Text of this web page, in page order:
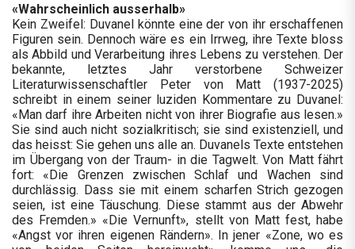
«Wahrscheinlich ausserhalb»
Kein Zweifel: Duvanel könnte eine der von ihr erschaffenen
Figuren sein. Dennoch wäre es ein Irrweg, ihre Texte bloss
als Abbild und Verarbeitung ihres Lebens zu verstehen. Der
bekannte, letztes Jahr verstorbene Schweizer
Literaturwissenschaftler Peter von Matt (1937-2025)
schreibt in einem seiner luziden Kommentare zu Duvanel:
«Man darf ihre Arbeiten nicht von ihrer Biografie aus lesen.»
Sie sind auch nicht sozialkritisch; sie sind existenziell, und
das heisst: Sie gehen uns alle an. Duvanels Texte entstehen
im Übergang von der Traum- in die Tagwelt. Von Matt fährt
fort: «Die Grenzen zwischen Schlaf und Wachen sind
durchlässig. Dass sie mit einem scharfen Strich gezogen
seien, ist eine Täuschung. Diese stammt aus der Abwehr
des Fremden.» «Die Vernunft», stellt von Matt fest, habe
«Angst vor ihren eigenen Rändern». In jener «Zone, wo es